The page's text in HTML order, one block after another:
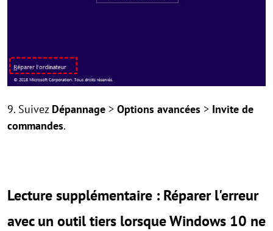
9. Suivez Dépannage > Options avancées > Invite de
commandes.
Lecture supplémentaire : Réparer l'erreur
avec un outil tiers lorsque Windows 10 ne